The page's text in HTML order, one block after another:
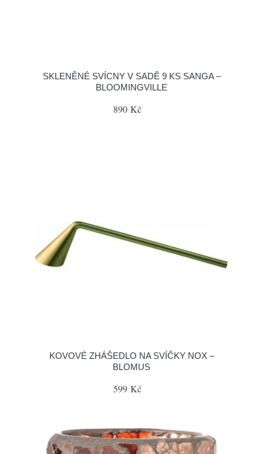
SKLENĚNÉ SVÍCNY V SADĚ 9 KS SANGA –
BLOOMINGVILLE
890 Kč
KOVOVÉ ZHÁŠEDLO NA SVÍČKY NOX –
BLOMUS
599 Kč